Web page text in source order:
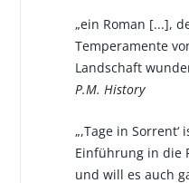
„ein Roman [...],
Temperamente
Landschaft
P.M. History
„,Tage in Sorrent‘
Einführung in die
und will es auch